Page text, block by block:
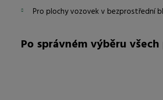
Pro plochy vozovek v bezprostřední
Po správném výběru